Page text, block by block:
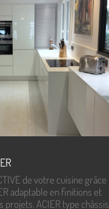
de votre cuisine grâce
adaptable en finitions et
projets. ACIER type châssis